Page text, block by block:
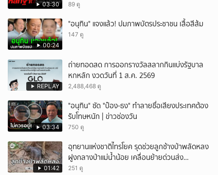
03:30 89 ดู
00:24
"อนุทิน" แจงแล้ว! ปมภาพบัตรประชาชน เสื้อสีส้ม
147 ดู
REPLAY
ถ่ายทอดสด การออกรางวัลสลากกินแบ่งรัฐบาล
หกหลัก งวดวันที่ 1 ส.ค. 2569
2,488,468 ดู
03:34
"อนุทิน" ซัด "ป๋อง-ธง" ทำลายชื่อเสียงประเทศต้อง
รับโทษหนัก | ข่าวช่องวัน
750 ดู
01:42
อุทยานแห่งชาติไทรโยค รุดช่วยลูกช้างป่าพลัดหลง
ฝูงกลางป่าแม่น้ำน้อย เคลื่อนย้ายด่วนส่ง
สัตวแพทย์ดูแลใกล้ชิด
251 ดู